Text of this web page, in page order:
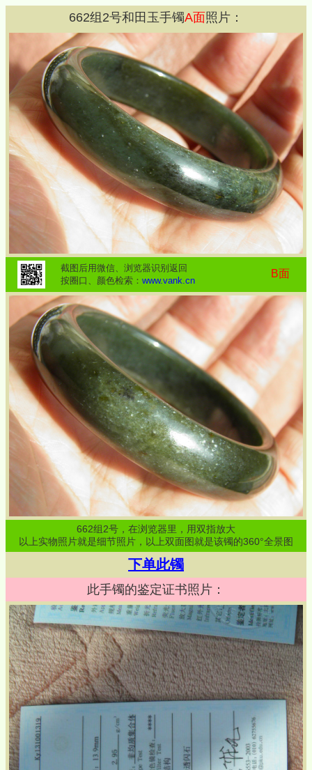
662组 2号和田玉手镯A面照片：
截图后用微信、浏览器识别返回
按圈口、颜色检索： www.vank.cn
B面
662组2号，在浏览器里，用双指放大
以上实物照片就是细节照片，以上双面图就是该镯的360°全景图
下单此镯
此手镯的鉴定证书照片：